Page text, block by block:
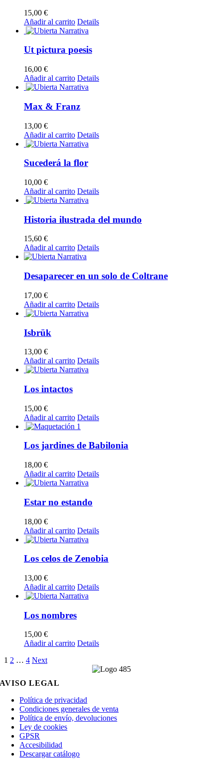
15,00 €
Añadir al carrito Details
Ut pictura poesis
16,00 €
Añadir al carrito Details
Max & Franz
13,00 €
Añadir al carrito Details
Sucederá la flor
10,00 €
Añadir al carrito Details
Historia ilustrada del mundo
15,60 €
Añadir al carrito Details
Desaparecer en un solo de Coltrane
17,00 €
Añadir al carrito Details
Isbrük
13,00 €
Añadir al carrito Details
Los intactos
15,00 €
Añadir al carrito Details
Los jardines de Babilonia
18,00 €
Añadir al carrito Details
Estar no estando
18,00 €
Añadir al carrito Details
Los celos de Zenobia
13,00 €
Añadir al carrito Details
Los nombres
15,00 €
Añadir al carrito Details
1 2 … 4 Next
AVISO LEGAL
Política de privacidad
Condiciones generales de venta
Política de envío, devoluciones
Ley de cookies
GPSR
Accesibilidad
Descargar catálogo